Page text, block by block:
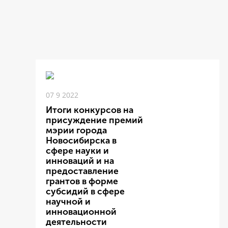
07 9 2022
Итоги конкурсов на
присуждение премий
мэрии города
Новосибирска в
сфере науки и
инноваций и на
предоставление
грантов в форме
субсидий в сфере
научной и
инновационной
деятельности